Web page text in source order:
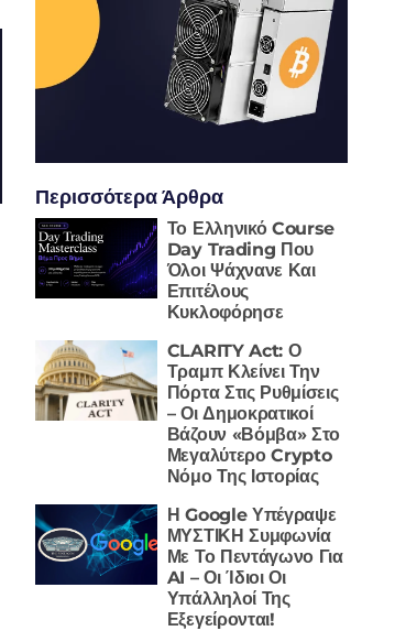
Περισσότερα Άρθρα
Το Ελληνικό Course
Day Trading Που
Όλοι Ψάχνανε Και
Επιτέλους
Κυκλοφόρησε
CLARITY Act: Ο
Τραμπ Κλείνει Την
Πόρτα Στις Ρυθμίσεις
– Οι Δημοκρατικοί
Βάζουν «Βόμβα» Στο
Μεγαλύτερο Crypto
Νόμο Της Ιστορίας
Η Google Υπέγραψε
ΜΥΣΤΙΚΗ Συμφωνία
Με Το Πεντάγωνο Για
AI – Οι Ίδιοι Οι
Υπάλληλοί Της
Εξεγείρονται!